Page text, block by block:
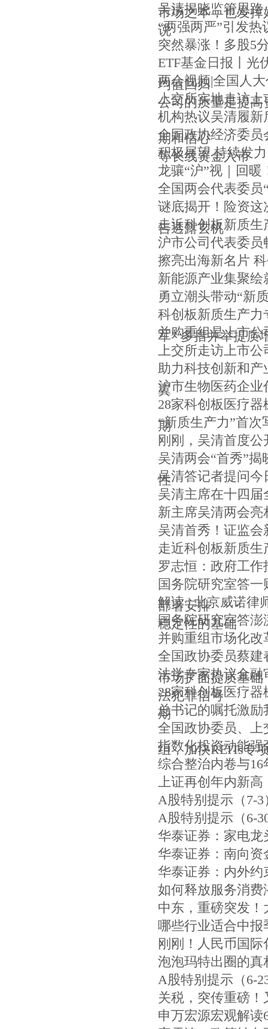
市场之本，也发挥
吴清揭晓监管思
说
“两强两严”引发
突然暴涨！多股5
ETF基金日报丨光
均值回归
两会视频|全国人
公司的质量是提
上交所实地走访上
机构热议吴清履新
期和信心
全国政协经济委
等长线资金入市
积极展望 持续发
龙骧“沪”视｜回
全国两会代表委员
谜底揭开！险资这
告透露玄机
走近科创板新质
沪市公司代表委员
擦亮出海新名片
新能源产业集聚绘
勇立潮头带动“新
科创板新质生产力
军” 多措并举提质
并购重组是上市
上交所走访上市公
助力科技创新和产
翼
沪市生物医药企
28家科创板医疗
期
“新质生产力”首
刚刚，吴清首度
吴清两会“首秀”
性
吴清答记者提问今
吴清主席在十四
新主席吴清两会
吴清首秀！证监
走近科创板新质
罗志恒：政府工
国务院研究室答
部署安排
解读 | 北京威诺律
稳定性的基础
国务院研究室答
并购重组市场化
全国政协委员蔡建
市场扩面提质基础
法学专家热议金融
法犯罪信号
28家科创板医疗器
期
总书记的嘱托激
全国政协委员、
组，加快REITs专
指数化投资动能强
综合整治内卷与16
上证再创年内新
A股特别提示（7-
A股特别提示（6-
华泰证券：家电
华泰证券：南向
华泰证券：内外
如何释放服务消
中东，重磅突发
哪些行业适合中报
刚刚！人民币国
泡泡玛特出圈的真
A股特别提示（6-
关税，突传重磅！
申万宏源宏观解读